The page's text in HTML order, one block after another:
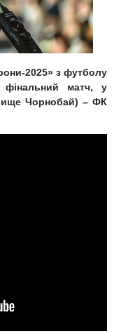
2025» з футболу
фінальний матч, у
Чорнобай) – ФК